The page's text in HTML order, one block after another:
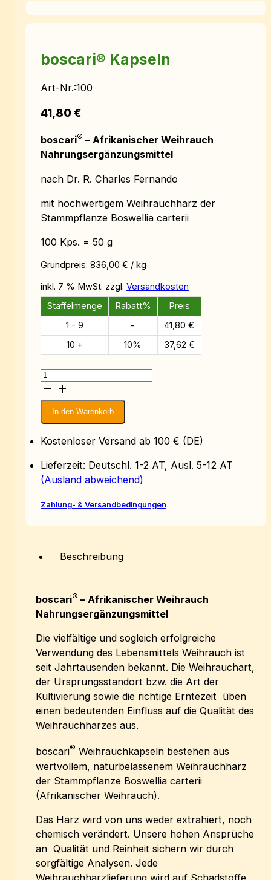
boscari® Kapseln
Art-Nr.:100
41,80€
boscari® – Afrikanischer Weihrauch
Nahrungsergänzungsmittel
nach Dr. R. Charles Fernando
mit hochwertigem Weihrauchharz der
Stammpflanze Boswellia carterii
100 Kps. = 50 g
Grundpreis: 836,00 € / kg
inkl. 7 % MwSt. zzgl. Versandkosten
Staffelmenge
Rabatt%
Preis
1 - 9
- 41,80€
10 +
10% 37,62 €
boscari®
Kapseln
Menge
In den Warenkorb
Kostenloser Versand ab 100 € (DE)
Lieferzeit: Deutschl. 1-2 AT, Ausl. 5-12 AT
(Ausland abweichend)
Zahlung- & Versandbedingungen
Beschreibung
boscari® – Afrikanischer Weihrauch
Nahrungsergänzungsmittel
Die vielfältige und sogleich erfolgreiche
Verwendung des Lebensmittels Weihrauch ist
seit Jahrtausenden bekannt. Die Weihrauchart,
der Ursprungsstandort bzw. die Art der
Kultivierung sowie die richtige Erntezeit üben
einen bedeutenden Einfluss auf die Qualität des
Weihrauchharzes aus.
boscari® Weihrauchkapseln bestehen aus
wertvollem, naturbelassenem Weihrauchharz
der Stammpflanze Boswellia carterii
(Afrikanischer Weihrauch).
Das Harz wird von uns weder extrahiert, noch
chemisch verändert. Unsere hohen Ansprüche
an Qualität und Reinheit sichern wir durch
sorgfältige Analysen. Jede
Weihrauchharzlieferung wird auf Schadstoffe